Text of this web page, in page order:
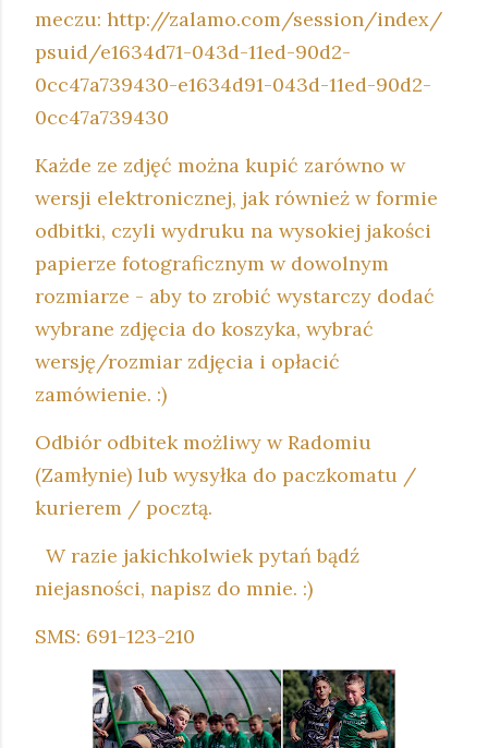
meczu: http://zalamo.com/session/index/
psuid/e1634d71-043d-11ed-90d2-
0cc47a739430-e1634d91-043d-11ed-90d2-
0cc47a739430
Każde ze zdjęć można kupić zarówno w
wersji elektronicznej, jak również w formie
odbitki, czyli wydruku na wysokiej jakości
papierze fotograficznym w dowolnym
rozmiarze - aby to zrobić wystarczy dodać
wybrane zdjęcia do koszyka, wybrać
wersję/rozmiar zdjęcia i opłacić
zamówienie. :)
Odbiór odbitek możliwy w Radomiu
(Zamłynie) lub wysyłka do paczkomatu /
kurierem / pocztą.
W razie jakichkolwiek pytań bądź
niejasności, napisz do mnie. :)
SMS: 691-123-210